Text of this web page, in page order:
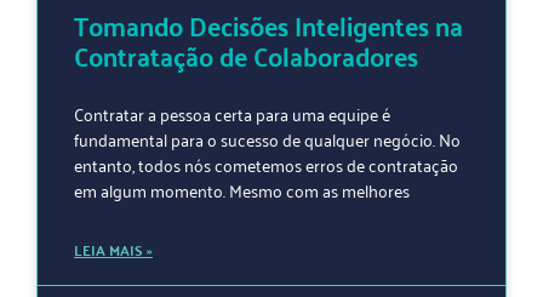
Tomando Decisões Inteligentes na
Contratação de Colaboradores
Contratar a pessoa certa para uma equipe é
fundamental para o sucesso de qualquer negócio. No
entanto, todos nós cometemos erros de contratação
em algum momento. Mesmo com as melhores
LEIA MAIS »